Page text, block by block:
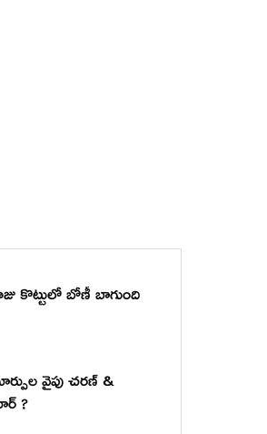
కొట్టులో బోణీ బాగుంది
వైపు చరణ్ &
?